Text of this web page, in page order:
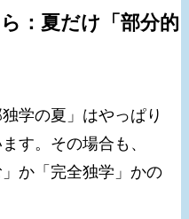
：夏だけ「部分的
学の夏」はやっぱり
す。その場合も、
」か「完全独学」かの